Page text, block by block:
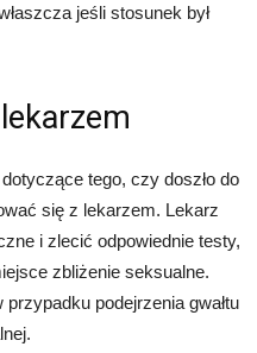
jeśli stosunek był
tego, czy doszło do
się z lekarzem. Lekarz
i zlecić odpowiednie testy,
zbliżenie seksualne.
podejrzenia gwałtu